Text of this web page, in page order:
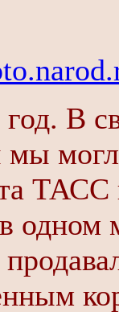
В
ТАСС
одном